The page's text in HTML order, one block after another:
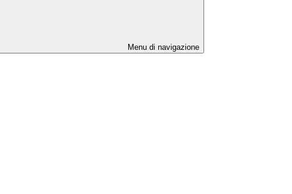
Menu di navigazione